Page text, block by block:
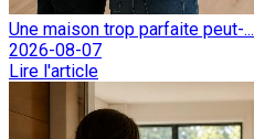
Une maison trop parfaite peut-...
2026-08-07
Lire l'article